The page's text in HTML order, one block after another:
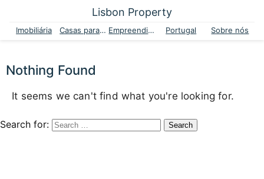
Lisbon Property
Imobiliária Casas para venda Empreendimentos Portugal Sobre nós
Nothing Found
It seems we can't find what you're looking for.
Search for: